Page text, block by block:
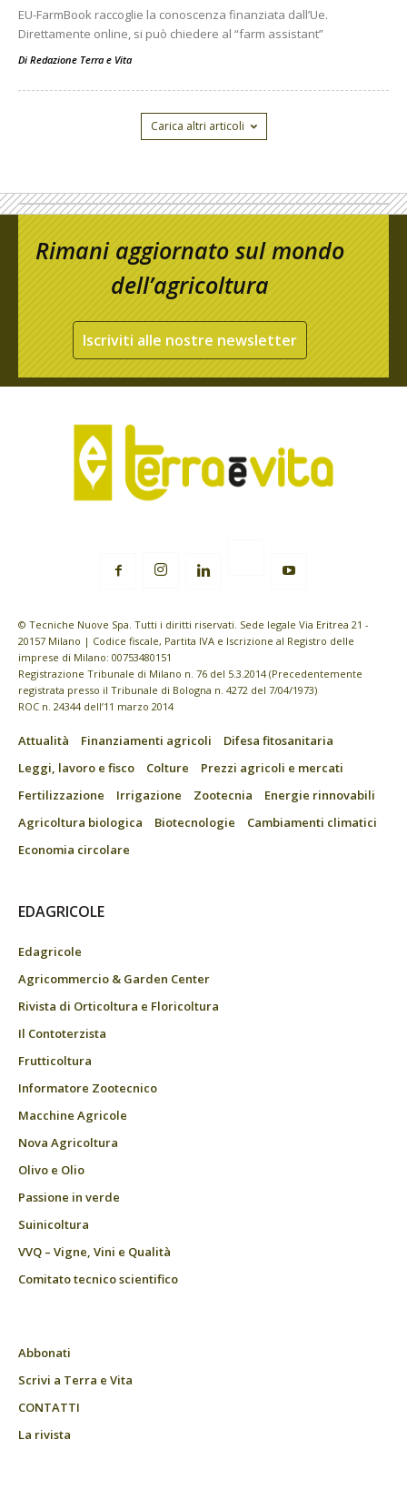
EU-FarmBook raccoglie la conoscenza finanziata dall’Ue.
Direttamente online, si può chiedere al “farm assistant”
Di Redazione Terra e Vita
Carica altri articoli
Rimani aggiornato sul mondo
dell’agricoltura
Iscriviti alle nostre newsletter
© Tecniche Nuove Spa. Tutti i diritti riservati. Sede legale Via Eritrea 21 -
20157 Milano | Codice fiscale, Partita IVA e Iscrizione al Registro delle
imprese di Milano: 00753480151
Registrazione Tribunale di Milano n. 76 del 5.3.2014 (Precedentemente
registrata presso il Tribunale di Bologna n. 4272 del 7/04/1973)
ROC n. 24344 dell’11 marzo 2014
Attualità Finanziamenti agricoli
Difesa fitosanitaria
Leggi, lavoro e fisco
Colture
Prezzi agricoli e mercati
Fertilizzazione
Irrigazione Zootecnia
Energie rinnovabili
Agricoltura biologica
Biotecnologie
Cambiamenti climatici
Economia circolare
EDAGRICOLE
Edagricole
Agricommercio & Garden Center
Rivista di Orticoltura e Floricoltura
Il Contoterzista
Frutticoltura
Informatore Zootecnico
Macchine Agricole
Nova Agricoltura
Olivo e Olio
Passione in verde
Suinicoltura
VVQ – Vigne, Vini e Qualità
Comitato tecnico scientifico
Abbonati
Scrivi a Terra e Vita
CONTATTI
La rivista